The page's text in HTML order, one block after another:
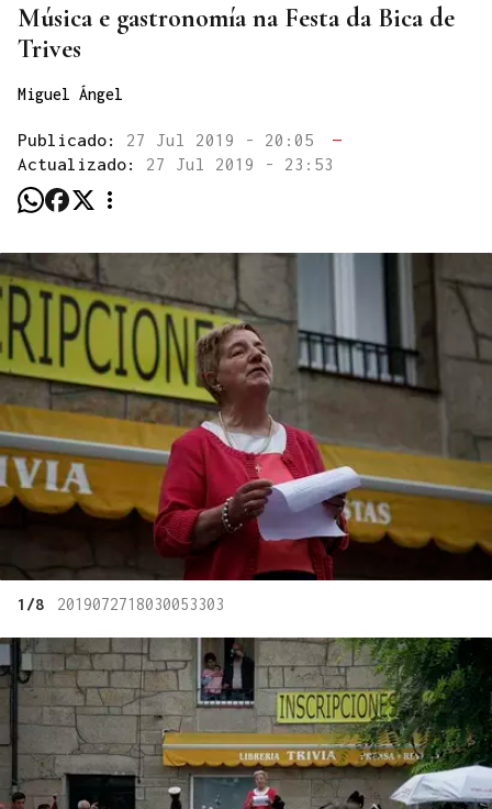
Música e gastronomía na Festa da Bica de
Trives
Miguel Ángel
Publicado: 27 Jul 2019 - 20:05
—
Actualizado: 27 Jul 2019 - 23:53
1/8 2019072718030053303